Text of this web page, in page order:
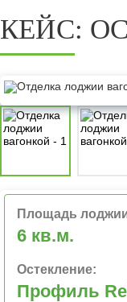
КЕЙС:
Площадь
6 кв.м.
Остекление:
Профиль